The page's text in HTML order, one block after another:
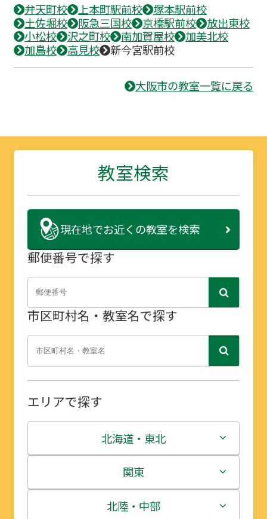
弁天町校 上本町駅前校
塚本駅前校
土佐堀校
阪急三国校 京橋駅前校
放出東校
小松校
沢之町校 南加賀屋校
加美北校
加島校
高見校 新今宮駅前校
大阪市の教室一覧に戻る
教室検索
現在地でお近くの教室を検索
郵便番号で探す
市区町村名・教室名で探す
エリアで探す
北海道・東北
北海道
青森県
関東
茨城県
北陸・中部